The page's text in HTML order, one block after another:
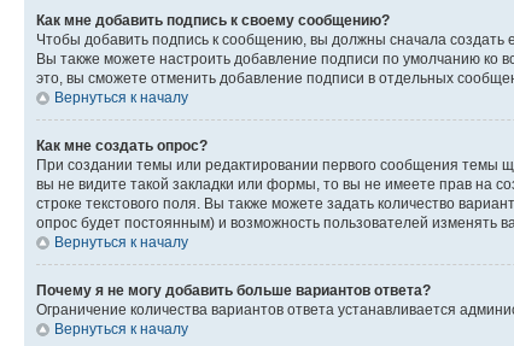
Как мне добавить подпись к своему сообщению?
Чтобы добавить подпись к сообщению, вы должны сначала
Вы также можете настроить добавление подписи по умолчанию
это, вы сможете отменить добавление подписи в отдельных
Вернуться к началу
Как мне создать опрос?
При создании темы или редактировании первого сообщения темы
вы не видите такой закладки или формы, то вы не имеете прав на
строке текстового поля. Вы также можете задать количество
опрос будет постоянным) и возможность пользователей изменять
Вернуться к началу
Почему я не могу добавить больше вариантов ответа?
Ограничение количества вариантов ответа устанавливается
Вернуться к началу